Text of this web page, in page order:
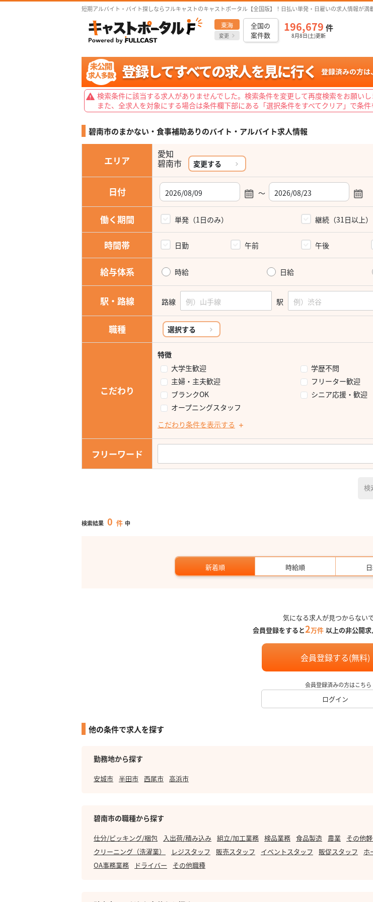
短期アルバイト・バイト探しならフルキャストのキャストポータル【全国版】！日払い単発・日雇いの求人情報が満
東海
変更
全国の
案件数
196,679 件
8月8日(土)更新
検索条件に該当する求人がありませんでした。検索条件を変更して再度検索をお願いし
また、全求人を対象にする場合は条件欄下部にある「選択条件をすべてクリア」で条件
碧南市のまかない・食事補助ありのバイト・アルバイト求人情報
エリア
愛知
変更する
日付 ～
働く期間 単発（1日のみ） 継続（31日以上）
時間帯 日勤 午前 午後
給与体系 時給 日給
駅・路線 路線 駅
職種 選択する
こだわり
特徴
大学生歓迎
学歴不問
主婦・主夫歓迎
フリーター歓迎
ブランクOK
シニア応援・歓迎
オープニングスタッフ
こだわり条件を表示する
フリーワード
検
検索結果 0 件 中
新着順 時給順
気になる求人が見つからない
会員登録をすると2万件 以上の非公開
会員登録する(無料)
会員登録済みの方はこちら
ログイン
他の条件で求人を探す
勤務地から探す
安城市 半田市 西尾市 高浜市
碧南市の職種から探す
仕分/ピッキング/梱包 入出荷/積み込み 組立/加工業務 検品業務 食品製造 農業 その他
クリーニング（洗濯業）
レジスタッフ 販売スタッフ イベントスタッフ 販促スタッフ ホ
OA事務業務
ドライバー その他職種